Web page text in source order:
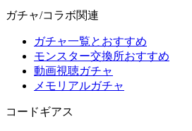
ガチャ/コラボ関連
ガチャ一覧とおすすめ
モンスター交換所おすすめ
動画視聴ガチャ
メモリアルガチャ
コードギアス